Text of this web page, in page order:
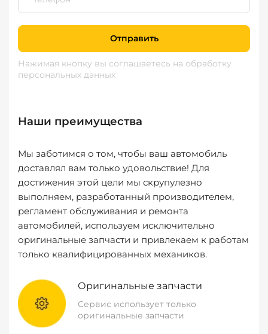
Отправить
Нажимая кнопку вы соглашаетесь на обработку
персональных данных
Наши преимущества
Мы заботимся о том, чтобы ваш автомобиль
доставлял вам только удовольствие! Для
достижения этой цели мы скрупулезно
выполняем, разработанный производителем,
регламент обслуживания и ремонта
автомобилей, используем исключительно
оригинальные запчасти и привлекаем к работам
только квалифицированных механиков.
Оригинальные запчасти
Сервис использует только
оригинальные запчасти